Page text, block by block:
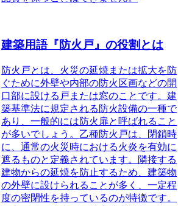
建築用語『防火戸』の役割とは
防火戸とは、火災の延焼または拡大を防
ぐために外壁や内部の防火区画などの開
口部に設ける戸または窓のことです。建
築基準法に規定される防火設備の一種で
あり、一般的には防火扉と呼ばれること
が多いでしょう。 乙種防火戸は、閉鎖時
に、通常の火災時における火炎を有効に
遮るものと定義されています。隣接する
建物からの延焼を防止するため、建築物
の外壁に設けられることが多く、一定程
度の密閉性を持っているのが特徴です。